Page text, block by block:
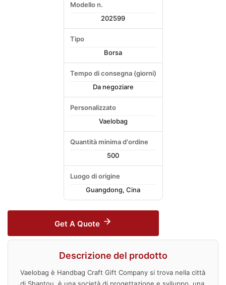
Modello n.
202599
Tipo
Borsa
Tempo di consegna (giorni)
Da negoziare
Personalizzato
Vaelobag
Quantità minima d'ordine
500
Luogo di origine
Guangdong, Cina
Get A Quote
Descrizione del prodotto
Vaelobag è Handbag Craft Gift Company si trova nella città